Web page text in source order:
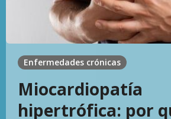
Enfermedades crónicas
Miocardiopatía
hipertrófica: por